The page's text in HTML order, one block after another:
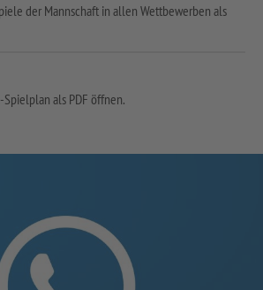
der Mannschaft in allen Wettbewerben als
als PDF öffnen.